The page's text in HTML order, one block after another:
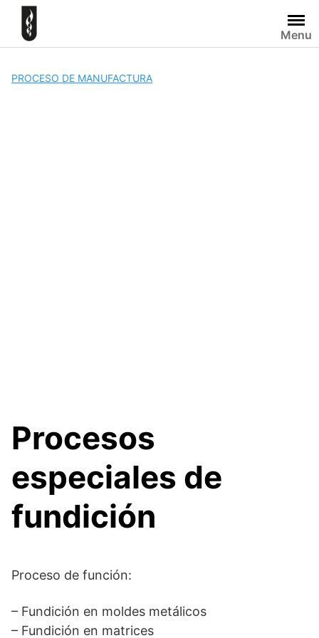
Skip
content
Menu
PROCESO DE MANUFACTURA
Procesos
especiales de
fundición
Proceso de función:
– Fundición en moldes metálicos
– Fundición en matrices